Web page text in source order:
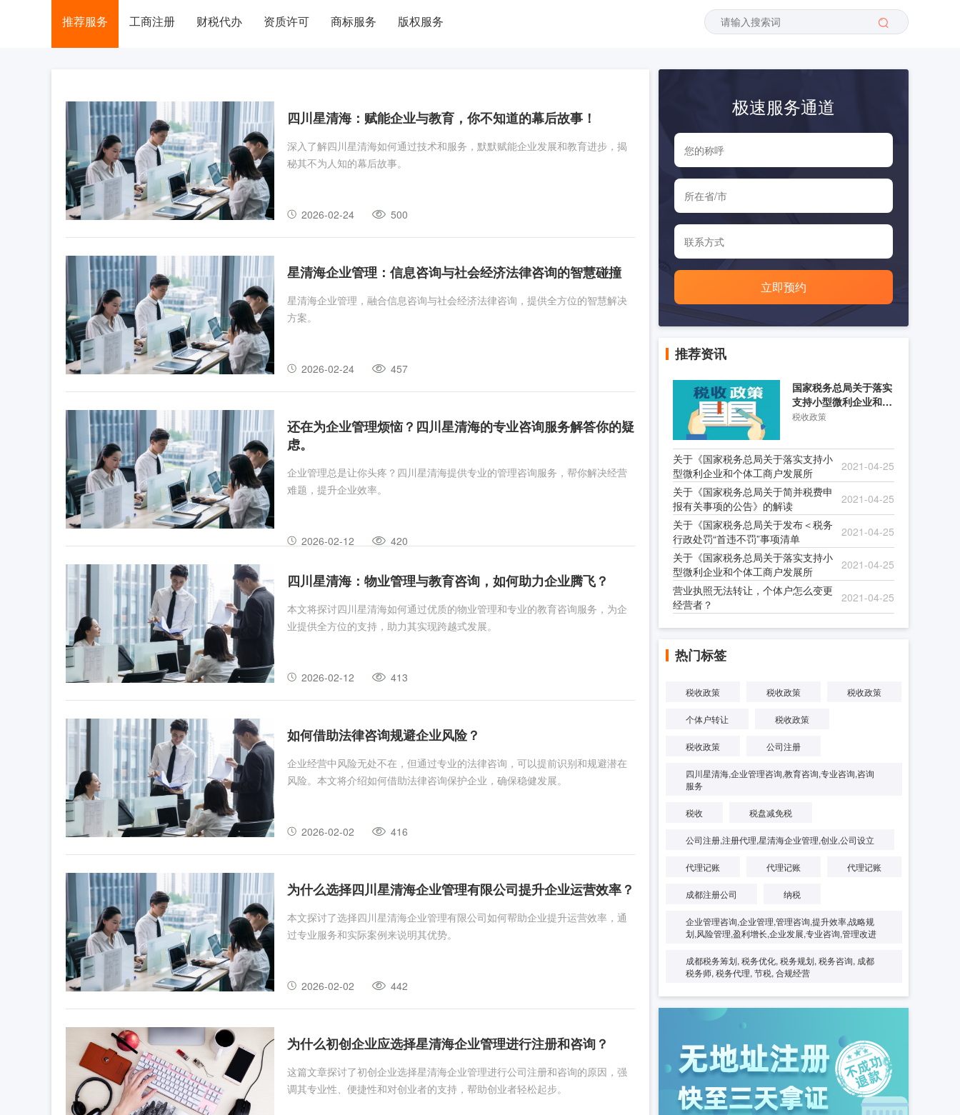
推荐服务 工商注册 财税代办 资质许可 商标服务 版权服务
四川星清海：赋能企业与教育，你不知道的幕后故事！
深入了解四川星清海如何通过技术和服务，默默赋能企业发展和教育进步，揭
秘其不为人知的幕后故事。
2026-02-24 500
星清海企业管理：信息咨询与社会经济法律咨询的智慧碰撞
星清海企业管理，融合信息咨询与社会经济法律咨询，提供全方位的智慧解决
方案。
2026-02-24 457
还在为企业管理烦恼？四川星清海的专业咨询服务解答你的疑
虑。
企业管理总是让你头疼？四川星清海提供专业的管理咨询服务，帮你解决经营
难题，提升企业效率。
2026-02-12 420
四川星清海：物业管理与教育咨询，如何助力企业腾飞？
本文将探讨四川星清海如何通过优质的物业管理和专业的教育咨询服务，为企
业提供全方位的支持，助力其实现跨越式发展。
2026-02-12 413
如何借助法律咨询规避企业风险？
企业经营中风险无处不在，但通过专业的法律咨询，可以提前识别和规避潜在
风险。本文将介绍如何借助法律咨询保护企业，确保稳健发展。
2026-02-02 416
为什么选择四川星清海企业管理有限公司提升企业运营效率？
本文探讨了选择四川星清海企业管理有限公司如何帮助企业提升运营效率，通
过专业服务和实际案例来说明其优势。
2026-02-02 442
为什么初创企业应选择星清海企业管理进行注册和咨询？
这篇文章探讨了初创企业选择星清海企业管理进行公司注册和咨询的原因，强
调其专业性、便捷性和对创业者的支持，帮助创业者轻松起步。
极速服务通道
立即预约
推荐资讯
国家税务总局关于落实
支持小型微利企业和个
体工商户发展所得税优
税收政策
关于《国家税务总局关于落实支持小
型微利企业和个体工商户发展所
2021-04-25
关于《国家税务总局关于简并税费申
报有关事项的公告》的解读
2021-04-25
关于《国家税务总局关于发布＜税务
行政处罚“首违不罚”事项清单
2021-04-25
关于《国家税务总局关于落实支持小
型微利企业和个体工商户发展所
2021-04-25
营业执照无法转让，个体户怎么变更
经营者？
2021-04-25
热门标签
税收政策 税收政策 税收政策
个体户转让 税收政策
税收政策 公司注册
四川星清海,企业管理咨询,教育咨询,专业咨询,咨询
服务
税收 税盘减免税
公司注册,注册代理,星清海企业管理,创业,公司设立
代理记账 代理记账 代理记账
成都注册公司 纳税
企业管理咨询,企业管理,管理咨询,提升效率,战略规
划,风险管理,盈利增长,企业发展,专业咨询,管理改进
成都税务筹划, 税务优化, 税务规划, 税务咨询, 成都
税务师, 税务代理, 节税, 合规经营